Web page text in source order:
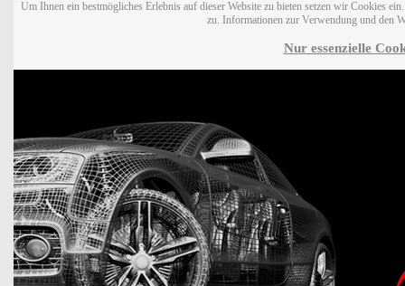
Um Ihnen ein bestmögliches Erlebnis auf dieser Website zu bieten setzen wir Cookies
zu. Informationen zur Verwendung und den
Nur essenzielle